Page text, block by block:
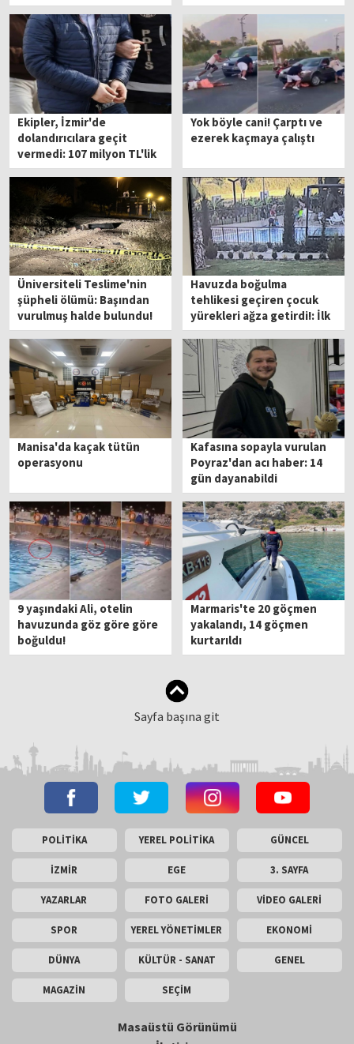
Ekipler, İzmir'de
dolandırıcılara geçit
vermedi: 107 milyon TL'lik
soygun!
Yok böyle cani! Çarptı ve
ezerek kaçmaya çalıştı
Üniversiteli Teslime'nin
şüpheli ölümü: Başından
vurulmuş halde bulundu!
Havuzda boğulma
tehlikesi geçiren çocuk
yürekleri ağza getirdi!: İlk
müdahaleyi tatilciler yaptı
Manisa'da kaçak tütün
operasyonu
Kafasına sopayla vurulan
Poyraz'dan acı haber: 14
gün dayanabildi
9 yaşındaki Ali, otelin
havuzunda göz göre göre
boğuldu!
Marmaris'te 20 göçmen
yakalandı, 14 göçmen
kurtarıldı
Sayfa başına git
POLİTİKA YEREL POLİTİKA GÜNCEL
İZMİR EGE 3. SAYFA
YAZARLAR FOTO GALERİ VİDEO GALERİ
SPOR YEREL YÖNETİMLER EKONOMİ
DÜNYA KÜLTÜR - SANAT GENEL
MAGAZİN SEÇİM
Masaüstü Görünümü